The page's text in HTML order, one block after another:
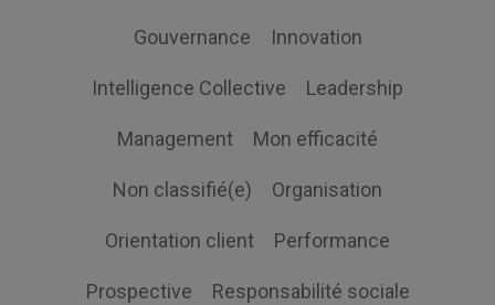
Gouvernance Innovation
Intelligence Collective Leadership
Management Mon efficacité
Non classifié(e) Organisation
Orientation client Performance
Prospective Responsabilité sociale